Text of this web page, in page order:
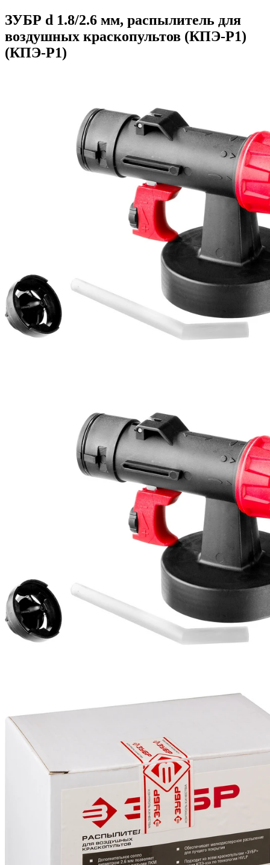
ЗУБР d 1.8/2.6 мм, распылитель для
воздушных краскопультов (КПЭ-Р1)
(КПЭ-Р1)